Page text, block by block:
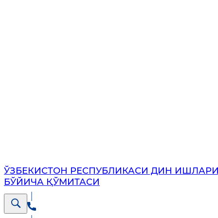
ЎЗБЕКИСТОН РЕСПУБЛИКАСИ ДИН
БЎЙИЧА ҚЎМИТАСИ